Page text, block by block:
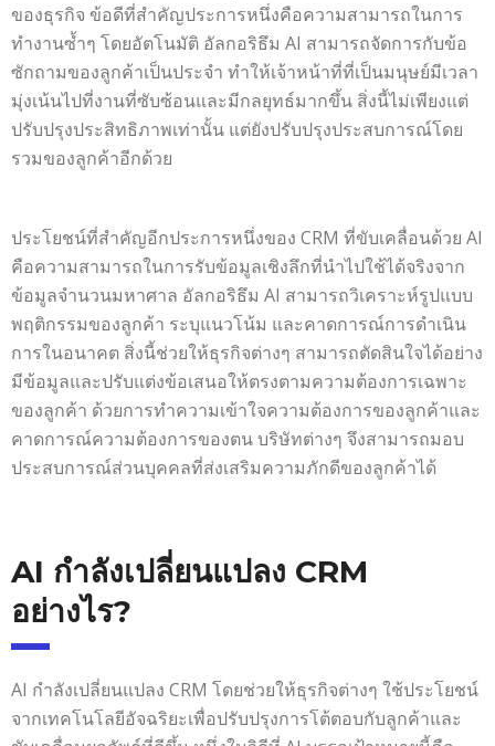
ของธุรกิจ ข้อดีที่สำคัญประการหนึ่งคือความสามารถในการ
ทำงานซ้ำๆ โดยอัตโนมัติ อัลกอริธึม AI สามารถจัดการกับข้อ
ซักถามของลูกค้าเป็นประจำ ทำให้เจ้าหน้าที่ที่เป็นมนุษย์มีเวลา
มุ่งเน้นไปที่งานที่ซับซ้อนและมีกลยุทธ์มากขึ้น สิ่งนี้ไม่เพียงแต่
ปรับปรุงประสิทธิภาพเท่านั้น แต่ยังปรับปรุงประสบการณ์โดย
รวมของลูกค้าอีกด้วย
ประโยชน์ที่สำคัญอีกประการหนึ่งของ CRM ที่ขับเคลื่อนด้วย AI
คือความสามารถในการรับข้อมูลเชิงลึกที่นำไปใช้ได้จริงจาก
ข้อมูลจำนวนมหาศาล อัลกอริธึม AI สามารถวิเคราะห์รูปแบบ
พฤติกรรมของลูกค้า ระบุแนวโน้ม และคาดการณ์การดำเนิน
การในอนาคต สิ่งนี้ช่วยให้ธุรกิจต่างๆ สามารถตัดสินใจได้อย่าง
มีข้อมูลและปรับแต่งข้อเสนอให้ตรงตามความต้องการเฉพาะ
ของลูกค้า ด้วยการทำความเข้าใจความต้องการของลูกค้าและ
คาดการณ์ความต้องการของตน บริษัทต่างๆ จึงสามารถมอบ
ประสบการณ์ส่วนบุคคลที่ส่งเสริมความภักดีของลูกค้าได้
AI กำลังเปลี่ยนแปลง CRM
อย่างไร?
AI กำลังเปลี่ยนแปลง CRM โดยช่วยให้ธุรกิจต่างๆ ใช้ประโยชน์
จากเทคโนโลยีอัจฉริยะเพื่อปรับปรุงการโต้ตอบกับลูกค้าและ